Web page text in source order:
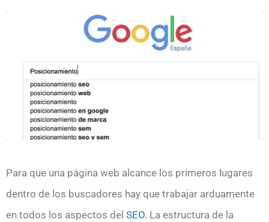
Para que una página web alcance los primeros lugares
dentro de los buscadores hay que trabajar arduamente
en todos los aspectos del SEO. La estructura de la